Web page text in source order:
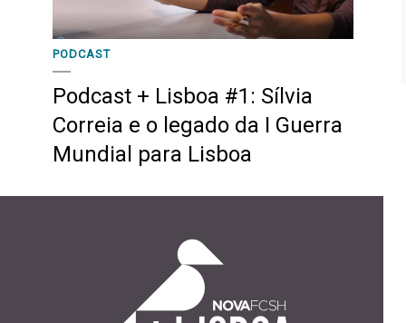
PODCAST
Podcast + Lisboa #1: Sílvia
Correia e o legado da I Guerra
Mundial para Lisboa